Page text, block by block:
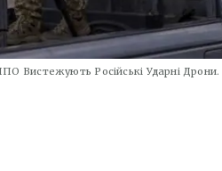
Вистежують Російські Ударні Дрони.